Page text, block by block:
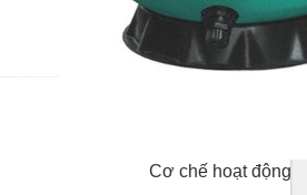
Cơ chế hoạt động